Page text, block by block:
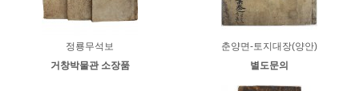
정룡무석보
거창박물관 소장품
춘양면-토지대장(양안)
별도문의